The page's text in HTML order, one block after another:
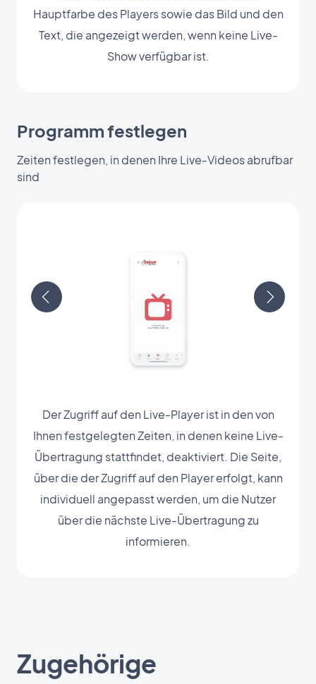
Hauptfarbe des Players sowie das Bild und den
Text, die angezeigt werden, wenn keine Live-
Show verfügbar ist.
Programm festlegen
Zeiten festlegen, in denen Ihre Live-Videos abrufbar
sind
Der Zugriff auf den Live-Player ist in den von
Ihnen festgelegten Zeiten, in denen keine Live-
Übertragung stattfindet, deaktiviert. Die Seite,
über die der Zugriff auf den Player erfolgt, kann
individuell angepasst werden, um die Nutzer
über die nächste Live-Übertragung zu
informieren.
Zugehörige